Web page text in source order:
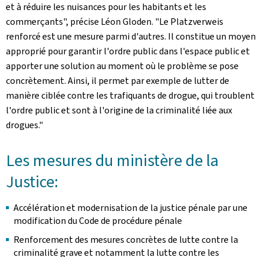
et à réduire les nuisances pour les habitants et les
commerçants", précise Léon Gloden. "Le Platzverweis
renforcé est une mesure parmi d'autres. Il constitue un moyen
approprié pour garantir l'ordre public dans l'espace public et
apporter une solution au moment où le problème se pose
concrètement. Ainsi, il permet par exemple de lutter de
manière ciblée contre les trafiquants de drogue, qui troublent
l'ordre public et sont à l'origine de la criminalité liée aux
drogues."
Les mesures du ministère de la
Justice:
Accélération et modernisation de la justice pénale par une
modification du Code de procédure pénale
Renforcement des mesures concrètes de lutte contre la
criminalité grave et notamment la lutte contre les